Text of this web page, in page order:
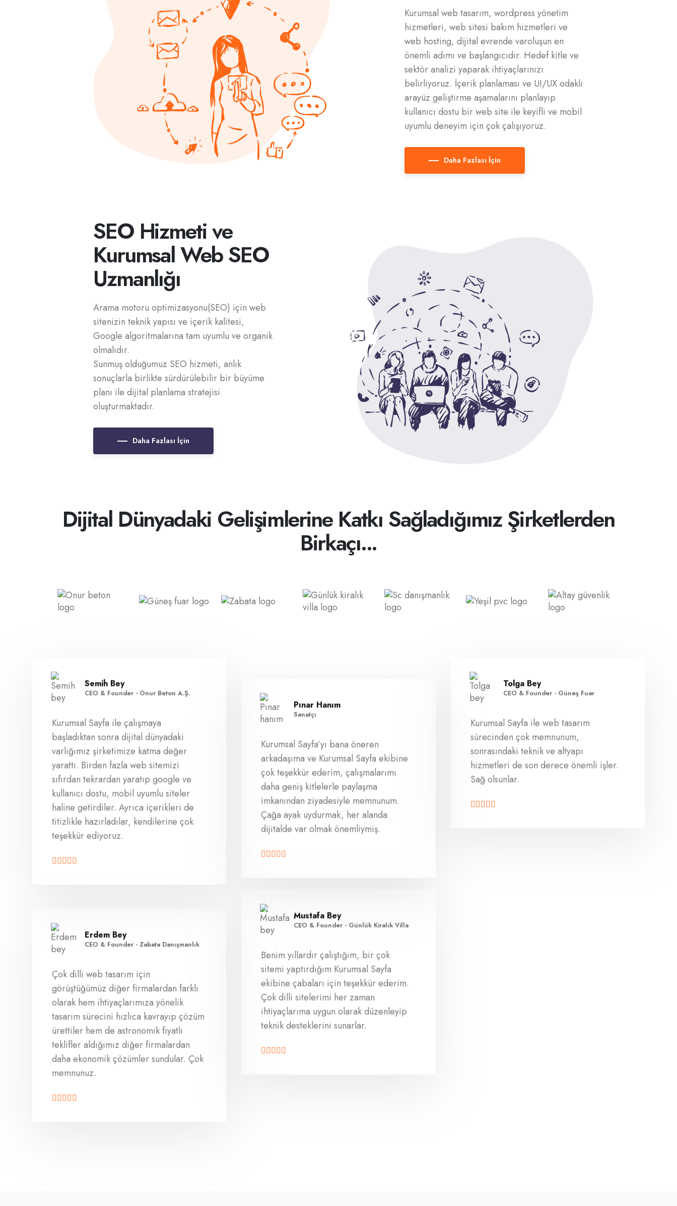
Kurumsal web tasarım, wordpress yönetim
hizmetleri, web sitesi bakım hizmetleri ve
web hosting, dijital evrende varoluşun en
önemli adımı ve başlangıcıdır. Hedef kitle ve
sektör analizi yaparak ihtiyaçlarınızı
belirliyoruz. İçerik planlaması ve UI/UX odaklı
arayüz geliştirme aşamalarını planlayıp
kullanıcı dostu bir web site ile keyifli ve mobil
uyumlu deneyim için çok çalışıyoruz.
Daha Fazlası İçin
SEO Hizmeti ve
Kurumsal Web SEO
Uzmanlığı
Arama motoru optimizasyonu(SEO) için web
sitenizin teknik yapısı ve içerik kalitesi,
Google algoritmalarına tam uyumlu ve organik
olmalıdır.
Sunmuş olduğumuz SEO hizmeti, anlık
sonuçlarla birlikte sürdürülebilir bir büyüme
planı ile dijital planlama stratejisi
oluşturmaktadır.
Daha Fazlası İçin
Dijital Dünyadaki Gelişimlerine Katkı Sağladığımız Şirketlerden
Birkaçı...
Semih Bey
CEO & Founder - Onur Beton A.Ş.
Kurumsal Sayfa ile çalışmaya
başladıktan sonra dijital dünyadaki
varlığımız şirketimize katma değer
yarattı. Birden fazla web sitemizi
sıfırdan tekrardan yaratıp google ve
kullanıcı dostu, mobil uyumlu siteler
haline getirdiler. Ayrıca içerikleri de
titizlikle hazırladılar, kendilerine çok
teşekkür ediyoruz.
Pınar Hanım
Sanatçı
Kurumsal Sayfa’yı bana öneren
arkadaşıma ve Kurumsal Sayfa ekibine
çok teşekkür ederim, çalışmalarımı
daha geniş kitlelerle paylaşma
imkanından ziyadesiyle memnunum.
Çağa ayak uydurmak, her alanda
dijitalde var olmak önemliymiş.
Tolga Bey
CEO & Founder - Güneş Fuar
Kurumsal Sayfa ile web tasarım
sürecinden çok memnunum,
sonrasındaki teknik ve altyapı
hizmetleri de son derece önemli işler.
Sağ olsunlar.
Erdem Bey
CEO & Founder - Zabata Danışmanlık
Çok dilli web tasarım için
görüştüğümüz diğer firmalardan farklı
olarak hem ihtiyaçlarımıza yönelik
tasarım sürecini hızlıca kavrayıp çözüm
ürettiler hem de astronomik fiyatlı
teklifler aldığımız diğer firmalardan
daha ekonomik çözümler sundular. Çok
memnunuz.
Mustafa Bey
CEO & Founder - Günlük Kiralık Villa
Benim yıllardır çalıştığım, bir çok
sitemi yaptırdığım Kurumsal Sayfa
ekibine çabaları için teşekkür ederim.
Çok dilli sitelerimi her zaman
ihtiyaçlarıma uygun olarak düzenleyip
teknik desteklerini sunarlar.